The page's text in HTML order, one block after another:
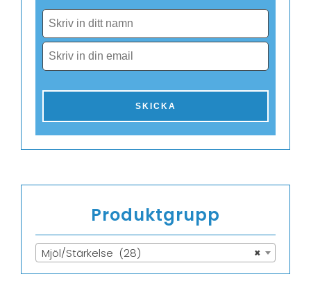
Produktgrupp
×
Mjöl/Stärkelse (28)